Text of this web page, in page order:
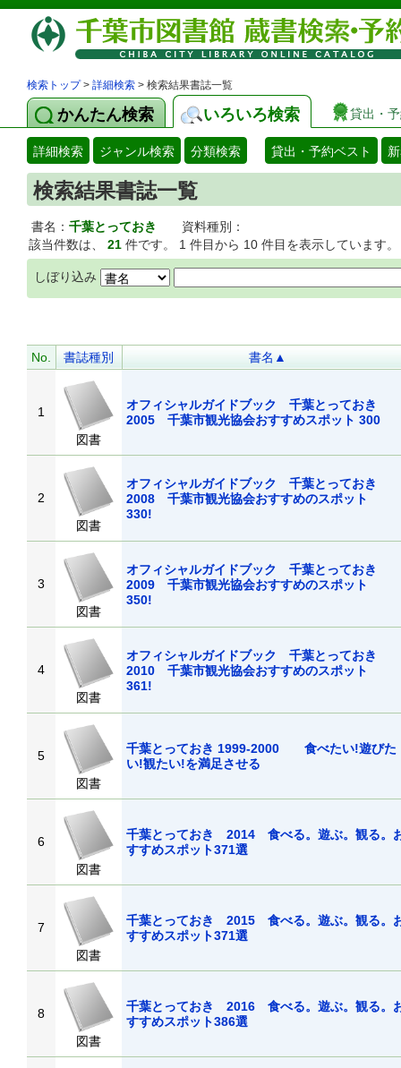
検索トップ> 詳細検索 > 検索結果書誌一覧
かんたん検索 いろいろ検索 貸出・
詳細検索 ジャンル検索 分類検索 貸出・予約ベスト
検索結果書誌一覧
書名： 千葉とっておき 資料種別：
該当件数は、 21 件です。 1 件目から 10 件目を表示しています。
しぼり込み
No. 書誌種別 書名▲
1
図書
オフィシャルガイドブック 千葉とっておき
2005 千葉市観光協会おすすめスポット
2
図書
オフィシャルガイドブック 千葉とっておき
2008 千葉市観光協会おすすめのスポット
330!
3
図書
オフィシャルガイドブック 千葉とっておき
2009 千葉市観光協会おすすめのスポット
350!
4
図書
オフィシャルガイドブック 千葉とっておき
2010 千葉市観光協会おすすめのスポット
361!
5
図書
千葉とっておき 1999-2000 食べたい!遊びた
い!観たい!を満足させる
6
図書
千葉とっておき 2014 食べる。遊ぶ。観る。
すすめスポット371選
7
図書
千葉とっておき 2015 食べる。遊ぶ。観る。
すすめスポット371選
8
図書
千葉とっておき 2016 食べる。遊ぶ。観る。
すすめスポット386選